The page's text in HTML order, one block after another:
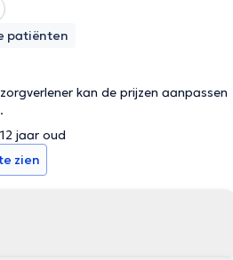
patiënten
kan de prijzen aanpassen
jaar oud
zien